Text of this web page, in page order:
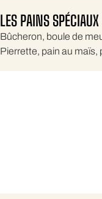
LES PAINS SPÉCIAUX
Bûcheron, boule de
Pierrette, pain au maïs,